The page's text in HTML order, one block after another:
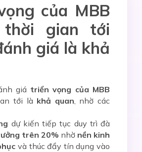
của MBB
thời gian tới
giá là khả
giá triển vọng của MBB
tới là khả quan, nhờ các
dự kiến tiếp tục duy trì đà
trên 20% nhờ nền kinh
và thúc đẩy tín dụng vào